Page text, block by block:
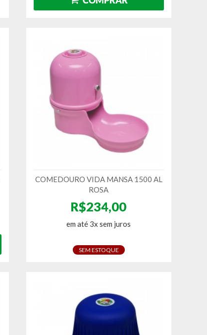
COMEDOURO VIDA MANSA 1500 AL
ROSA
R$234,00
em até 3x sem juros
SEM ESTOQUE